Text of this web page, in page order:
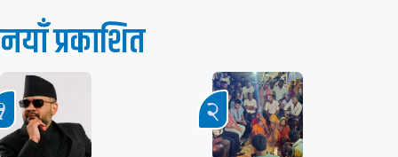
नयाँ प्रकाशित